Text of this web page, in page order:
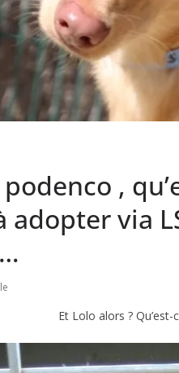
,
adopter via
Et Lolo alors ? Qu’est-